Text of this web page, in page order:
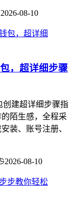
2026-08-10
，超详细步骤
创建超详细步骤指
陌生感，全程采
装、账号注册、
2026-08-10